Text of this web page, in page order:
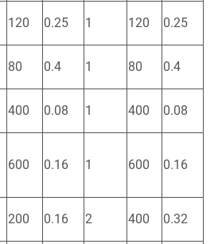
120 0.25 1 120 0.25
80 0.4 1 80 0.4
400 0.08 1 400 0.08
600 0.16 1 600 0.16
200 0.16 2 400 0.32